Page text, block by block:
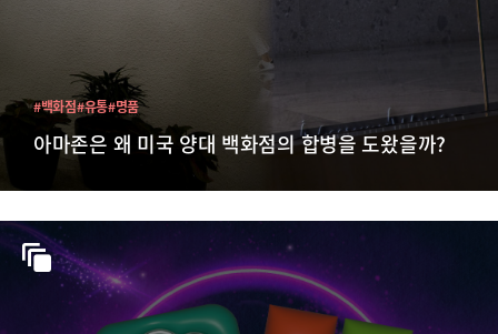
아마존은 왜 미국 양대 백화점의 합병을 도왔을까?
#백화점#유통#명품